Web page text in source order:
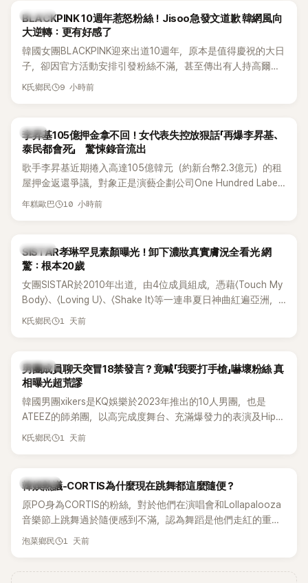
K-POP
BLACKPINK 10週年惹怒粉絲！Jisoo急發文道歉 韓網風向
大逆轉：更有好感了
韓國女團BLACKPINK迎來出道10週年，原本是值得慶祝的大日
子，卻因官方活動安排引發粉絲不滿，甚至傳出有人持高爾夫
球桿到YG娛樂大樓鬧事。Jisoo今（8日）也親自發文向BLINK
K氏鄉民 9 小時前
韓星
李昇基105億押金拿不回！女代表失控放狠話「再爆李昇基、
泰民都會死」 驚悚錄音流出
歌手李昇基近期捲入高達105億韓元（約新台幣2.3億元）的租
屋押金返還爭議，對象正是演藝企劃公司One Hundred Label
代表車佳媛(차가원)。如今事件再掀風波，YouTuber李鎮浩公開
年糕歐巴 10 小時前
K-POP
SISTAR孝琳罕見素顏曝光！卸下濃妝真實膚況全看光 網
驚：根本20歲
女團SISTAR於2010年出道，由4位成員組成，憑藉〈Touch My
Body〉、〈Loving U〉、〈Shake It〉等一連串夏日神曲紅遍亞洲，
獲封「夏日女王」。不過，團體在出道滿7年後宣布解散，成員各
不僅展現兩人多年不變的好交情，她幾乎素顏入鏡的真實模
樣，也意外掀起網友熱議。
K氏鄉民 1 天前
K-POP
男團成員聊天突冒18禁發言？竟喊「我要打手槍」嚇壞粉絲 真
相曝光超荒謬
韓國男團xikers是KQ娛樂於2023年推出的10人男團，也是
ATEEZ的師弟團，以高完成度舞台、充滿爆發力的表演及Hip-
Hop風格聞名，出道後迅速累積大批海內外粉絲，近年也陸續
K氏鄉民 1 天前
熱議討論
韓娛熱議-CORTIS為什麼現在跳舞都這麼隨便？
原PO身為CORTIS的粉絲，對於他們在演唱會和Lollapalooza
音樂節上跳舞過於隨便感到不滿，認為舞蹈是他們走紅的重要
原因，希望他們能更認真地表演。
泡菜鄉民 1 天前